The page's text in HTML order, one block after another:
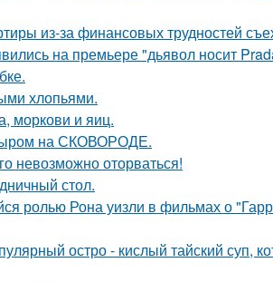
из-за финансовых трудностей
на премьере "дьявол носит
хлопьями.
моркови и яиц.
на СКОВОРОДЕ.
невозможно оторваться!
стол.
ролью Рона уизли в фильмах о
остро - кислый тайский суп,